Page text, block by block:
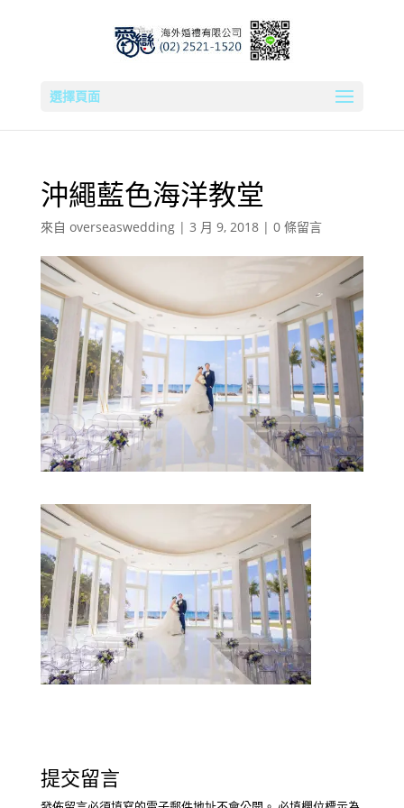
選擇頁面
沖繩藍色海洋教堂
來自 overseaswedding| 3 月 9, 2018| 0 條留言
提交留言